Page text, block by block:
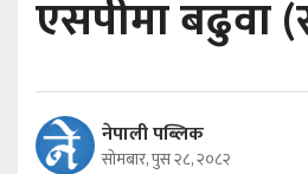
एसपीमा बढुवा
नेपाली पब्लिक
सोमबार, पुस २८, २०८२